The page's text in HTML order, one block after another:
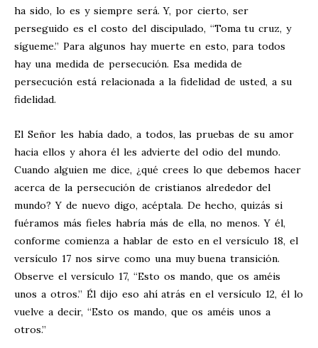
ha sido, lo es y siempre será. Y, por cierto, ser
perseguido es el costo del discipulado, “Toma tu cruz, y
sígueme.” Para algunos hay muerte en esto, para todos
hay una medida de persecución. Esa medida de
persecución está relacionada a la fidelidad de usted, a su
fidelidad.
El Señor les había dado, a todos, las pruebas de su amor
hacia ellos y ahora él les advierte del odio del mundo.
Cuando alguien me dice, ¿qué crees lo que debemos hacer
acerca de la persecución de cristianos alrededor del
mundo? Y de nuevo digo, acéptala. De hecho, quizás si
fuéramos más fieles habría más de ella, no menos. Y él,
conforme comienza a hablar de esto en el versículo 18, el
versículo 17 nos sirve como una muy buena transición.
Observe el versículo 17, “Esto os mando, que os améis
unos a otros.” Él dijo eso ahí atrás en el versículo 12, él lo
vuelve a decir, “Esto os mando, que os améis unos a
otros.”